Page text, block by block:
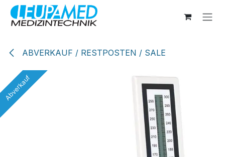
Zum Inhalt springen
ABVERKAUF / RESTPOSTEN / SALE
Abverkauf